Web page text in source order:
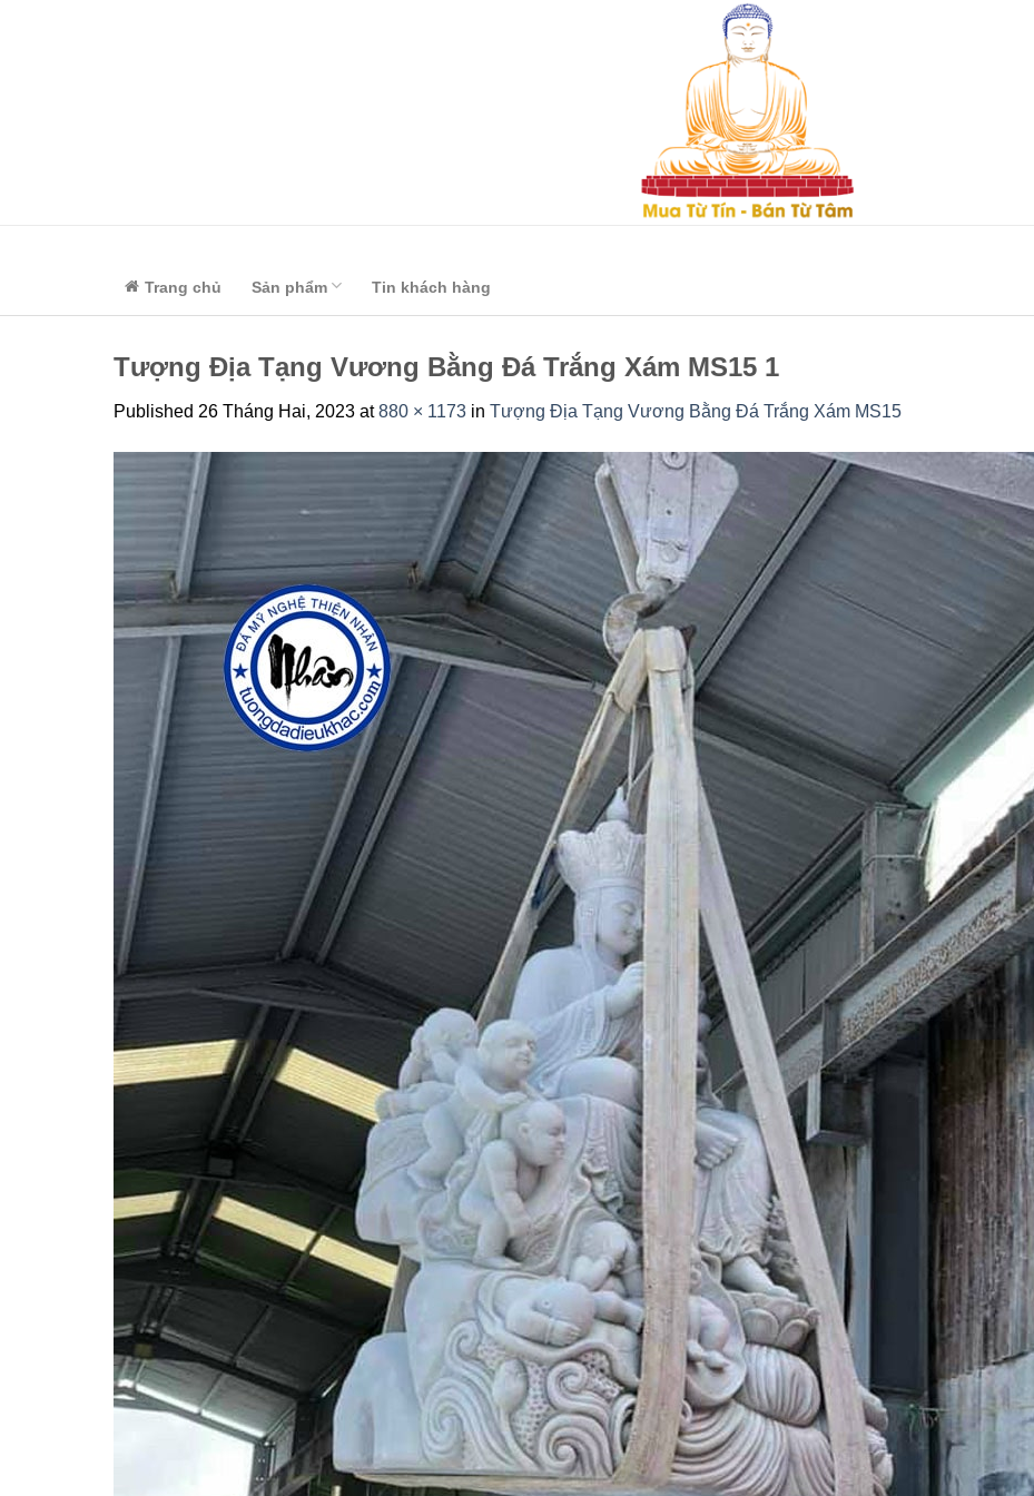
Trang chủ Sản phẩm Tin khách hàng
Tượng Địa Tạng Vương Bằng Đá Trắng Xám MS15 1
Published 26 Tháng Hai, 2023 at880 × 1173 in Tượng Địa Tạng Vương Bằng Đá Trắng Xám MS15